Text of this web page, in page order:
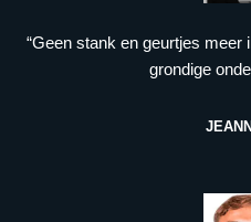
“Geen stank en geurtjes meer
grondige